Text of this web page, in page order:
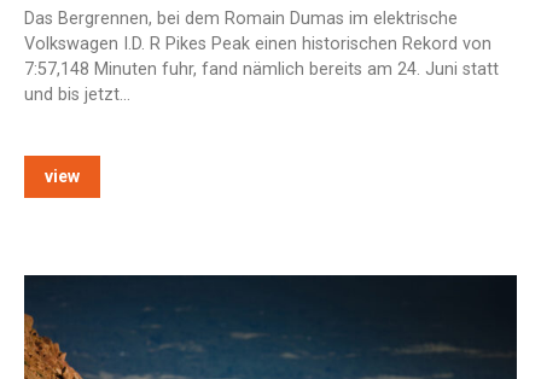
Das Bergrennen, bei dem Romain Dumas im elektrische
Volkswagen I.D. R Pikes Peak einen historischen Rekord von
7:57,148 Minuten fuhr, fand nämlich bereits am 24. Juni statt
und bis jetzt…
view